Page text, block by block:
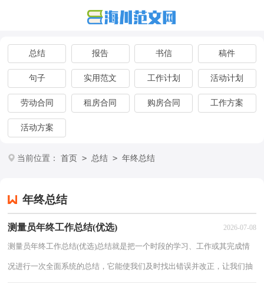
总结 报告 书信 稿件
句子 实用范文 工作计划 活动计划
劳动合同 租房合同 购房合同 工作方案
活动方案
当前位置： 首页 > 总结 > 年终总结
年终总结
测量员年终工作总结(优选) 2026-07-08
测量员年终工作总结(优选)总结就是把一个时段的学习、工作或其完成情
况进行一次全面系统的总结，它能使我们及时找出错误并改正，让我们抽